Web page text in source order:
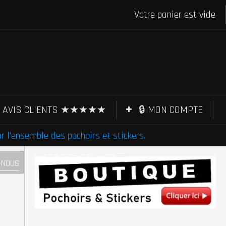
Votre panier est vide
AVIS CLIENTS ★★★★★
🔒 MON COMPTE
l'ensemble des pochoirs et stickers.